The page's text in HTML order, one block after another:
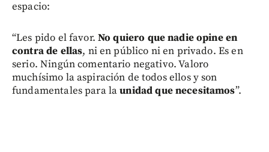
espacio:
“Les pido el favor. No quiero que nadie opine en
contra de ellas, ni en público ni en privado. Es en
serio. Ningún comentario negativo. Valoro
muchísimo la aspiración de todos ellos y son
fundamentales para launidad que necesitamos”.